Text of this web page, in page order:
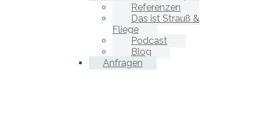
Referenzen
Das ist Strauß &
Fliege
Podcast
Blog
Anfragen